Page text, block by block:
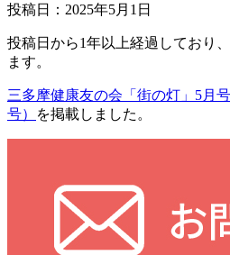
投稿日：2025年5月1日
投稿日から1年以上経過しており
ます。
三多摩健康友の会「街の灯」5月
号）
を掲載しました。